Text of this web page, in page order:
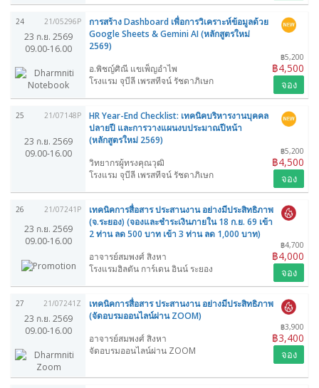
24 21/05296P
23 ก.ย. 2569
09.00-16.00
การสร้าง Dashboard เพื่อการวิเคราะห์ข้อมูลด้วย
Google Sheets & Gemini AI (หลักสูตรใหม่
2569)
฿5,200
฿4,500
อ.พิชญ์ศิณี แขเพ็ญอำไพ
โรงแรม จุบีลี เพรสทีจน์ รัชดาภิเษก
จอง
25 21/07148P
23 ก.ย. 2569
09.00-16.00
HR Year-End Checklist: เทคนิคบริหารงานบุคคล
ปลายปี และการวางแผนงบประมาณปีหน้า
(หลักสูตรใหม่ 2569)
฿5,200
฿4,500
วิทยากรผู้ทรงคุณวุฒิ
โรงแรม จุบีลี เพรสทีจน์ รัชดาภิเษก
จอง
26 21/07241P
23 ก.ย. 2569
09.00-16.00
เทคนิคการสื่อสาร ประสานงาน อย่างมีประสิทธิภาพ
(จ.ระยอง) (จองและชำระเงินภายใน 18 ก.ย. 69 เข้า
2 ท่าน ลด 500 บาท เข้า 3 ท่าน ลด 1,000 บาท)
฿4,700
฿4,000
อาจารย์สมพงศ์ สิงหา
โรงแรมฮิลตัน การ์เดน อินน์ ระยอง
จอง
27 21/07241Z
23 ก.ย. 2569
09.00-16.00
เทคนิคการสื่อสาร ประสานงาน อย่างมีประสิทธิภาพ
(จัดอบรมออนไลน์ผ่าน ZOOM)
฿3,900
฿3,400
อาจารย์สมพงศ์ สิงหา
จัดอบรมออนไลน์ผ่าน ZOOM
จอง